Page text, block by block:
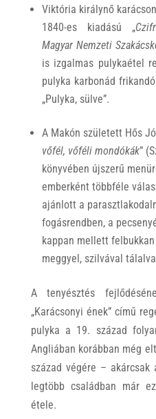
Viktória királynő
1840-es kiadású „
Magyar Nemzeti
is izgalmas pulykaétel
pulyka karbonád
„Pulyka, sülve”.
A Makón született Hős
vőfél, vőféli mondókák”
könyvében újszerű
emberként többféle
ajánlott a
fogásrendben, a
kappan mellett
meggyel, szilvával
A tenyésztés
„Karácsonyi ének” című
pulyka a 19. század
Angliában korábban még
század végére –
legtöbb családban már
étele.